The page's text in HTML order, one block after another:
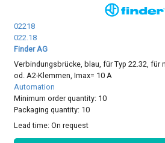
02218
022.18
Finder AG
Verbindungsbrücke, blau, für Typ 22.32, für
od. A2-Klemmen, Imax= 10 A
Automation
Minimum order quantity: 10
Packaging quantity: 10
Lead time:On request